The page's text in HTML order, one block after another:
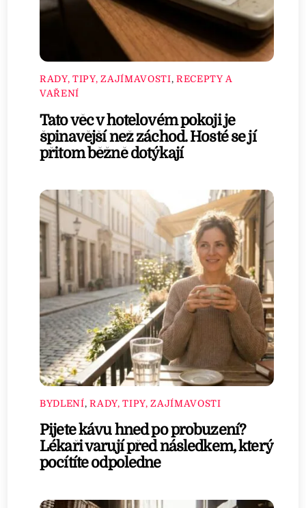
RADY, TIPY, ZAJÍMAVOSTI, RECEPTY A
VAŘENÍ
Tato věc v hotelovém pokoji je
špinavější než záchod. Hosté se jí
přitom běžně dotýkají
BYDLENÍ,RADY, TIPY, ZAJÍMAVOSTI
Pijete kávu hned po probuzení?
Lékaři varují před následkem, který
pocítíte odpoledne